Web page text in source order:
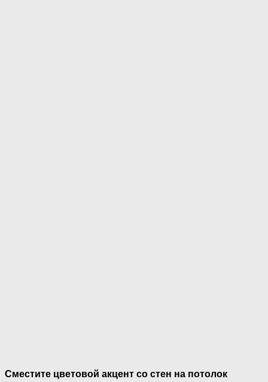
Сместите цветовой акцент со стен на потолок